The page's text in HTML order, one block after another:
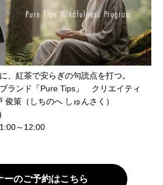
、紅茶で安らぎの句読点を打つ。
ランド「Pure Tips」 クリエイティ
策（しちのへ しゅんさく）
～12:00
ーのご予約はこちら